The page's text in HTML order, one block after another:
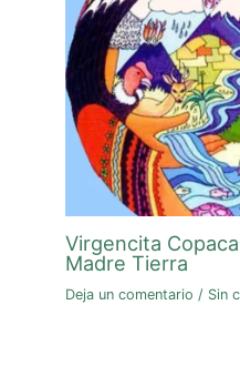
Virgencita
Madre Tierra
Deja un comentario / Sin